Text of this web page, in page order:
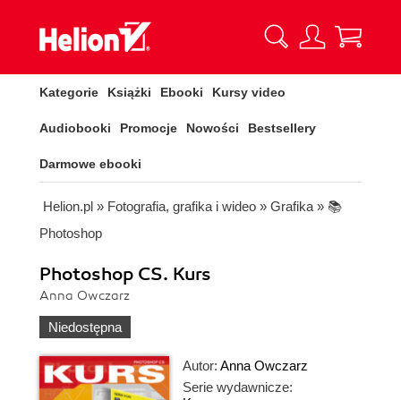
Kategorie Książki Ebooki Kursy video
Audiobooki Promocje Nowości Bestsellery
Darmowe ebooki
Helion.pl » Fotografia, grafika i wideo » Grafika » 📚
Photoshop
Photoshop CS. Kurs
Anna Owczarz
Niedostępna
Autor: Anna Owczarz
Serie wydawnicze: